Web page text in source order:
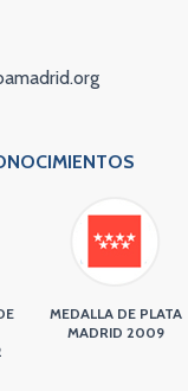
MEDALLA DE PLATA
MADRID 2009